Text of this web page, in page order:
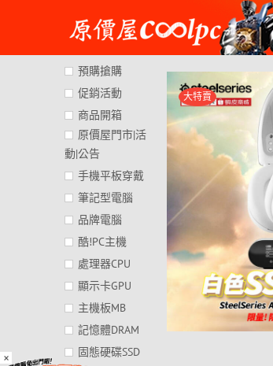
×
content
大特賣
預購搶購
促銷活動
商品開箱
原價屋門市|活
動|公告
手機平板穿戴
筆記型電腦
品牌電腦
酷!PC主機
處理器CPU
顯示卡GPU
主機板MB
記憶體DRAM
固態硬碟SSD